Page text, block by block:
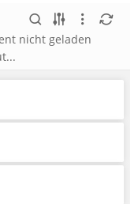
nicht geladen